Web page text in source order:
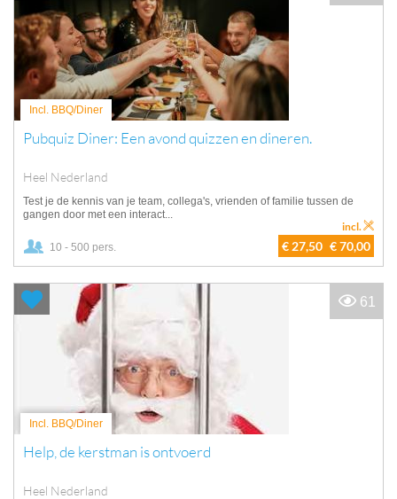
Incl. BBQ/Diner
Pubquiz Diner: Een avond quizzen en dineren.
Heel Nederland
Test je de kennis van je team, collega's, vrienden of familie tussen de
gangen door met een interact...
10 - 500 pers. € 27,50 € 70,00
incl.
Incl. BBQ/Diner
Help, de kerstman is ontvoerd
Heel Nederland
61